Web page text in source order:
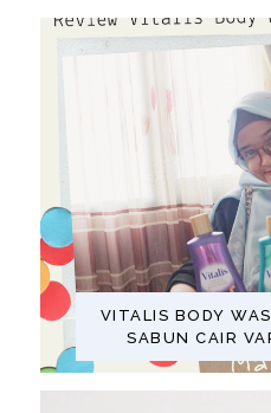
VITALIS BODY
SABUN CAIR